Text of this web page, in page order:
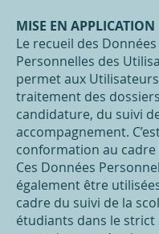
MISE EN APPLICATION
Le recueil des Données
Personnelles des
permet aux
traitement des
candidature, du suivi
accompagnement.
conformation au cadre
Ces Données
également être
cadre du suivi de la
étudiants dans le strict